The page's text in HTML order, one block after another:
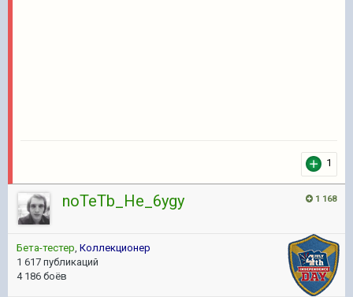
1
1 168
noTeTb_He_6ygy
Бета-тестер, Коллекционер
1 617 публикаций
4 186 боёв